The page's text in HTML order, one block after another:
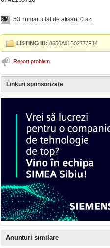
53 numar total de afisari, 0 azi
LISTING ID: 8656A01B02773F14
Report problem
Linkuri sponsorizate
Anunturi similare